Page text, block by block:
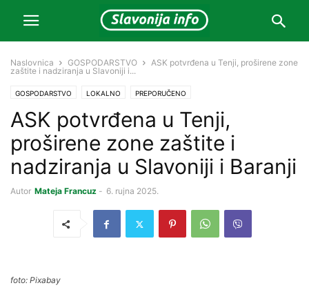
Naslovnica GOSPODARSTVO
ASK potvrđena u Tenji, proširene zone
zaštite i nadziranja u Slavoniji i...
GOSPODARSTVO LOKALNO PREPORUČENO
ASK potvrđena u Tenji,
proširene zone zaštite i
nadziranja u Slavoniji i Baranji
Autor Mateja Francuz - 6. rujna 2025.
foto: Pixabay